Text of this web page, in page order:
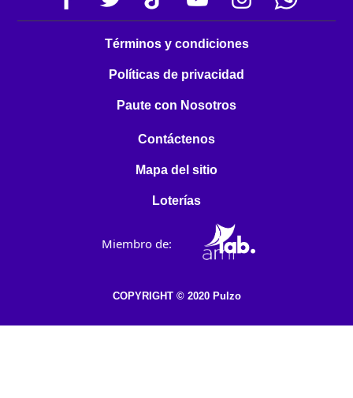
Términos y condiciones
Políticas de privacidad
Paute con Nosotros
Contáctenos
Mapa del sitio
Loterías
Miembro de:
COPYRIGHT © 2020 Pulzo